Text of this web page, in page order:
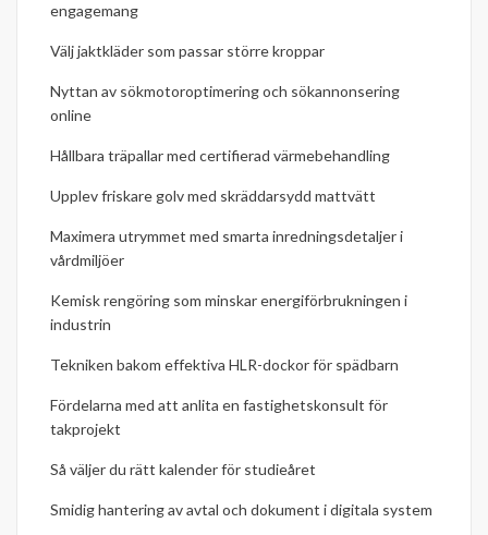
engagemang
Välj jaktkläder som passar större kroppar
Nyttan av sökmotoroptimering och sökannonsering
online
Hållbara träpallar med certifierad värmebehandling
Upplev friskare golv med skräddarsydd mattvätt
Maximera utrymmet med smarta inredningsdetaljer i
vårdmiljöer
Kemisk rengöring som minskar energiförbrukningen i
industrin
Tekniken bakom effektiva HLR-dockor för spädbarn
Fördelarna med att anlita en fastighetskonsult för
takprojekt
Så väljer du rätt kalender för studieåret
Smidig hantering av avtal och dokument i digitala system